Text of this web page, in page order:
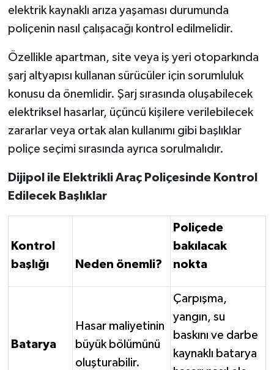
elektrik kaynaklı arıza yaşaması durumunda
poliçenin nasıl çalışacağı kontrol edilmelidir.
Özellikle apartman, site veya iş yeri otoparkında
şarj altyapısı kullanan sürücüler için sorumluluk
konusu da önemlidir. Şarj sırasında oluşabilecek
elektriksel hasarlar, üçüncü kişilere verilebilecek
zararlar veya ortak alan kullanımı gibi başlıklar
poliçe seçimi sırasında ayrıca sorulmalıdır.
Dijipol ile Elektrikli Araç Poliçesinde Kontrol
Edilecek Başlıklar
Kontrol
başlığı
Neden önemli?
Poliçede
bakılacak
nokta
Batarya
Hasar maliyetinin
büyük bölümünü
oluşturabilir.
Çarpışma,
yangın, su
baskını ve darbe
kaynaklı batarya